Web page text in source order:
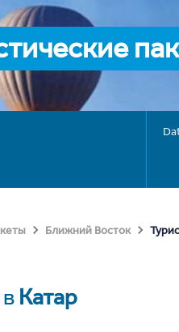
Ближний Восток
Катар